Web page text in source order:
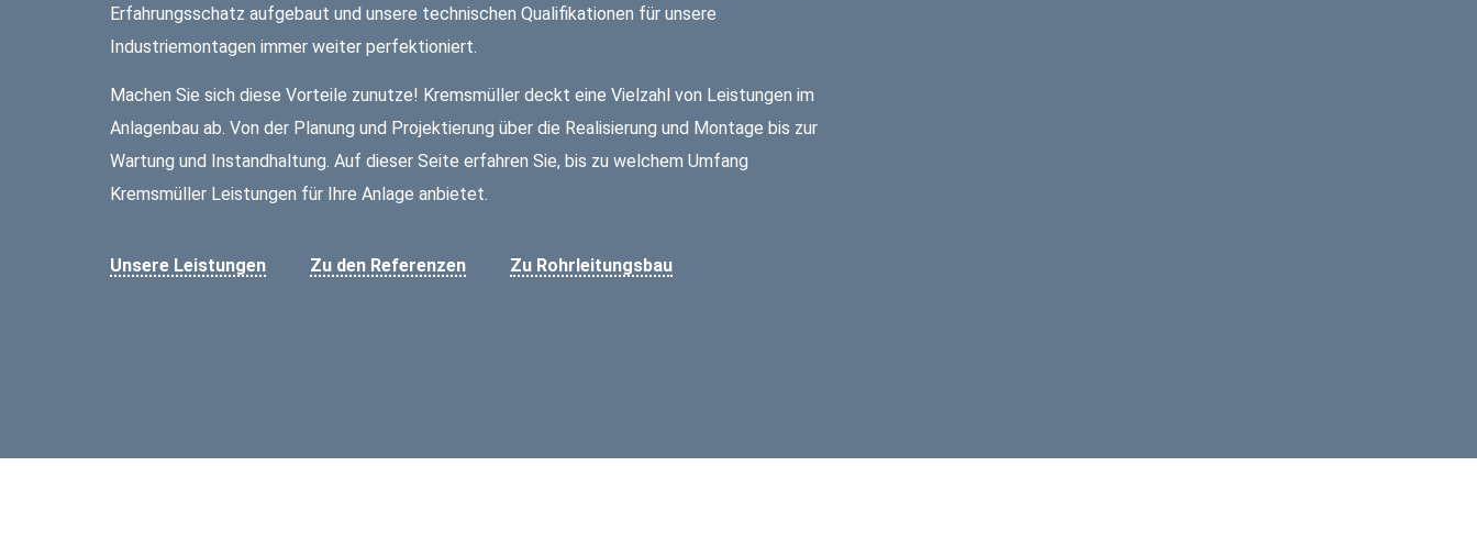
Erfahrungsschatz aufgebaut und unsere technischen Qualifikationen für unsere
Industriemontagen immer weiter perfektioniert.
Machen Sie sich diese Vorteile zunutze! Kremsmüller deckt eine Vielzahl von Leistungen im
Anlagenbau ab. Von der Planung und Projektierung über die Realisierung und Montage bis zur
Wartung und Instandhaltung. Auf dieser Seite erfahren Sie, bis zu welchem Umfang
Kremsmüller Leistungen für Ihre Anlage anbietet.
Unsere Leistungen Zu den Referenzen Zu Rohrleitungsbau